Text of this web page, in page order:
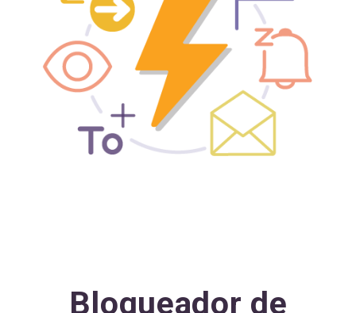
Bloqueador de